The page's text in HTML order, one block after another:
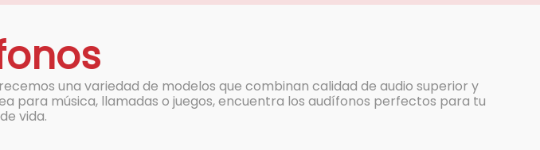
una variedad de modelos que combinan calidad de audio superior y
para música, llamadas o juegos, encuentra los audífonos perfectos para tu
vida.